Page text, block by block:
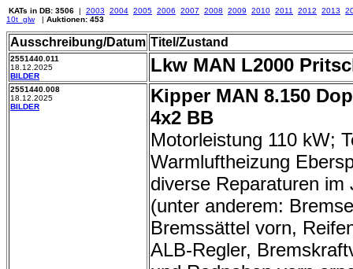
KATs in DB: 3506 | 2003 2004 2005 2006 2007 2008 2009 2010 2011 2012 2013
10t_glw| Auktionen: 453
Ausschreibung/Datum Titel/Zustand
2551440.011
18.12.2025
BILDER
Lkw MAN L2000
2551440.008
18.12.2025
BILDER
Kipper MAN 8.150
4x2 BB
Motorleistung 110 kW;
Warmluftheizung
diverse Reparaturen im
(unter anderem:
Bremssättel vorn,
ALB-Regler,